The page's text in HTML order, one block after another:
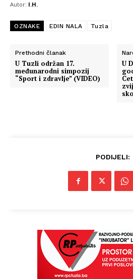
Autor: I.H.
OZNAKE EDIN NALA Tuzla
Prethodni članak
U Tuzli održan 17.
međunarodni simpozij
“Sport i zdravlje” (VIDEO)
U
PODIJELI: